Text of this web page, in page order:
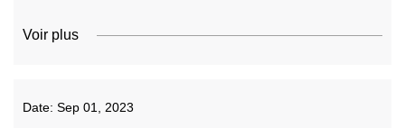
Voir plus
Date: Sep 01, 2023